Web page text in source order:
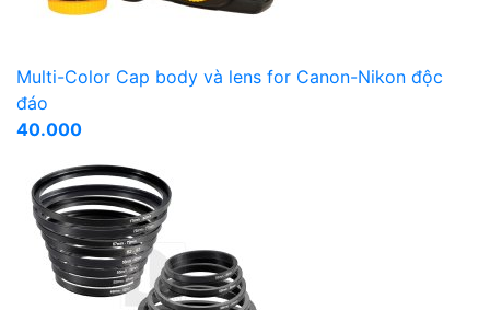
Multi-Color Cap body và lens for Canon-Nikon độc
đáo
40.000